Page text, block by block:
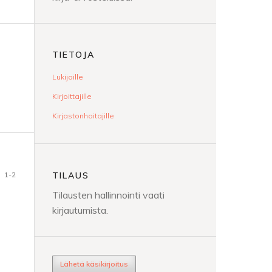
1-2
TIETOJA
Lukijoille
Kirjoittajille
Kirjastonhoitajille
TILAUS
Tilausten hallinnointi vaati
kirjautumista.
Lähetä käsikirjoitus